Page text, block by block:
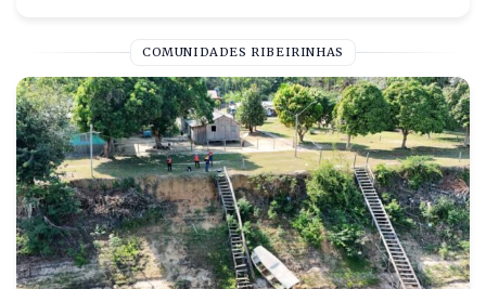
COMUNIDADES RIBEIRINHAS